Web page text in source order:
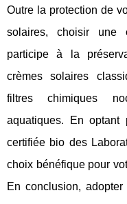
Outre la protection de
solaires, choisir une
participe à la
crèmes solaires
filtres chimiques
aquatiques. En
certifiée bio des
choix bénéfique pour
En conclusion,